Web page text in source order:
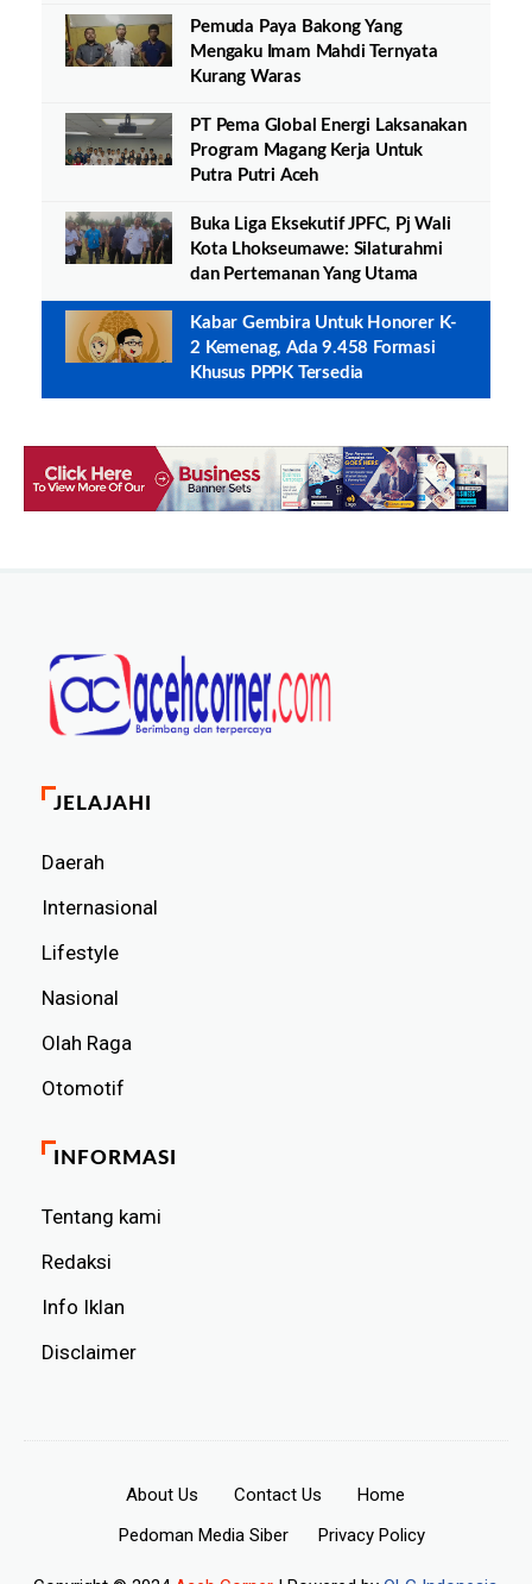
Pemuda Paya Bakong Yang
Mengaku Imam Mahdi Ternyata
Kurang Waras
PT Pema Global Energi Laksanakan
Program Magang Kerja Untuk
Putra Putri Aceh
Buka Liga Eksekutif JPFC, Pj Wali
Kota Lhokseumawe: Silaturahmi
dan Pertemanan Yang Utama
Kabar Gembira Untuk Honorer K-
2 Kemenag, Ada 9.458 Formasi
Khusus PPPK Tersedia
JELAJAHI
Daerah
Internasional
Lifestyle
Nasional
Olah Raga
Otomotif
INFORMASI
Tentang kami
Redaksi
Info Iklan
Disclaimer
About Us Contact Us
Home
Pedoman Media Siber
Privacy Policy